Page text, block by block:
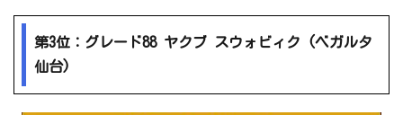
第3位：グレード88 ヤクブ スウォビィク (ベガルタ
仙台)